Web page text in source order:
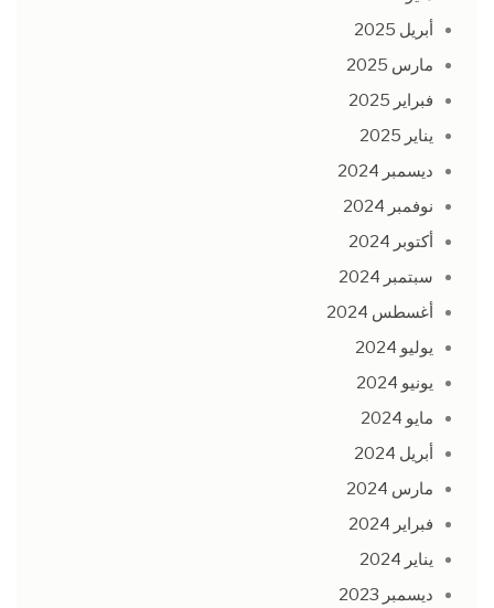
أبريل 2025
مارس 2025
فبراير 2025
يناير 2025
ديسمبر 2024
نوفمبر 2024
أكتوبر 2024
سبتمبر 2024
أغسطس 2024
يوليو 2024
يونيو 2024
مايو 2024
أبريل 2024
مارس 2024
فبراير 2024
يناير 2024
ديسمبر 2023